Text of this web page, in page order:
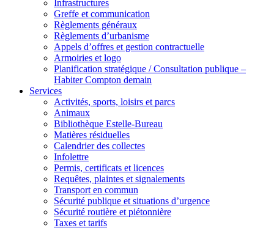
Infrastructures
Greffe et communication
Règlements généraux
Règlements d’urbanisme
Appels d’offres et gestion contractuelle
Armoiries et logo
Planification stratégique / Consultation publique –
Habiter Compton demain
Services
Activités, sports, loisirs et parcs
Animaux
Bibliothèque Estelle-Bureau
Matières résiduelles
Calendrier des collectes
Infolettre
Permis, certificats et licences
Requêtes, plaintes et signalements
Transport en commun
Sécurité publique et situations d’urgence
Sécurité routière et piétonnière
Taxes et tarifs